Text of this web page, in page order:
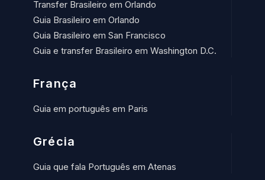
Transfer Brasileiro em Orlando
Guia Brasileiro em Orlando
Guia Brasileiro em San Francisco
Guia e transfer Brasileiro em Washington D.C.
França
Guia em português em Paris
Grécia
Guia que fala Português em Atenas